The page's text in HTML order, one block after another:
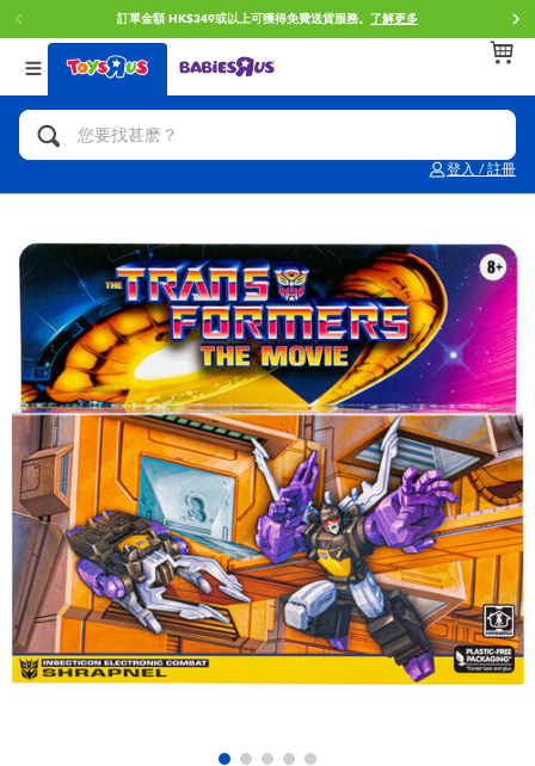
訂單金額 HK$349或以上可獲得免費送貨服務。 了解更多
登入 / 註冊
返回
分類目錄
人氣英雄,角色扮演,射擊玩具
拼砌組合及樂高LEGO
玩具車,貨車,火車及遙控系列
手工藝,文具,蠟筆,泥膠,畫板
娃娃, 芭比,收藏公仔
電子玩具
遊戲及拼圖系列
益智學習玩具
返回
品牌
Brunch Brother 早午餐兄弟
Spider-Man蜘蛛俠
Mini Brands
Play-Doh培樂多
Pokemon寶可夢
playpop
LEGO樂高
LeapFrog跳跳蛙
返回
年齢
0~2歳
5~7歳
8~11歳
12~14歳
14歳以上